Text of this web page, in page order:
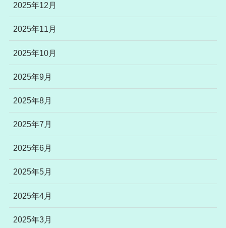
2025年12月
2025年11月
2025年10月
2025年9月
2025年8月
2025年7月
2025年6月
2025年5月
2025年4月
2025年3月